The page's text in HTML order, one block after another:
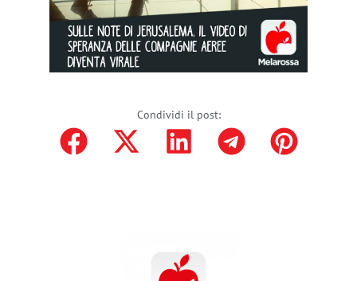
Condividi il post: